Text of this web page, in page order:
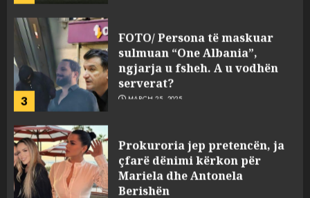
3
FOTO/ Persona të maskuar
sulmuan “One Albania”,
ngjarja u fsheh. A u vodhën
serverat?
MARCH 25, 2025
Prokuroria jep pretencën, ja
çfarë dënimi kërkon për
Mariela dhe Antonela
Berishën